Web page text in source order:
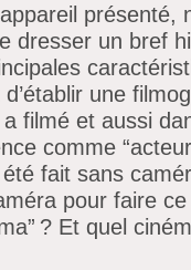
présenté,
dresser un bref
une
a filmé et aussi
comme
fait sans
pour faire
? Et quel